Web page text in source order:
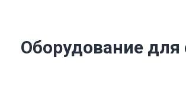
Оборудование для